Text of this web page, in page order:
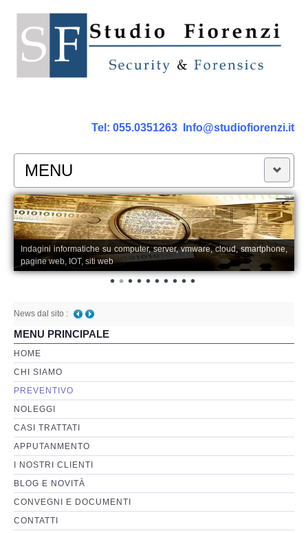
Tel: 055.0351263 Info@studiofiorenzi.it
MENU
PERIZIE
Perizia Computer
Perizia Smartphone Tablet,Cell.
Perizia Rete dati
Perizia Basi di Dati
Perizia Immagini e Video
Perzia su Software/Programmi
Perizia Fonica e Trascrizioni
Perizia su Social Network
Perizia Web Reputation
Indagini informatiche su computer, server, vmware, cloud, smartphone,
pagine web, IOT, siti web
News dal sito :
a fini giudiziari?
MENU PRINCIPALE
HOME
CHI SIAMO
PREVENTIVO
NOLEGGI
CASI TRATTATI
APPUTANMENTO
I NOSTRI CLIENTI
BLOG E NOVITÀ
CONVEGNI E DOCUMENTI
CONTATTI